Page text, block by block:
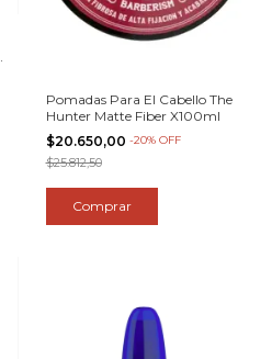
Pomadas Para El Cabello The
Hunter Matte Fiber X100ml
$20.650,00 -20% OFF
$25.812,50